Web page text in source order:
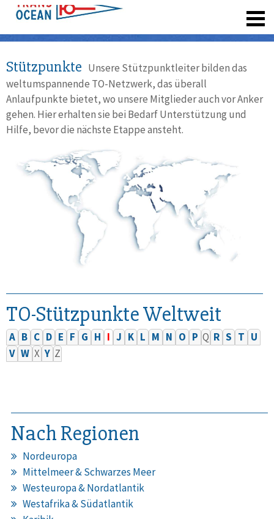
Stützpunkte Unsere Stützpunktleiter bilden das
weltumspannende TO-Netzwerk, das überall
Anlaufpunkte bietet, wo unsere Mitglieder auch vor Anker
gehen. Hier erhalten sie bei Bedarf Unterstützung und
Hilfe, bevor die nächste Etappe ansteht.
TO-Stützpunkte Weltweit
A B C D E F G H I J K L M N O P Q R S T U
V W X Y Z
Nach Regionen
Nordeuropa
Mittelmeer & Schwarzes Meer
Westeuropa & Nordatlantik
Westafrika & Südatlantik